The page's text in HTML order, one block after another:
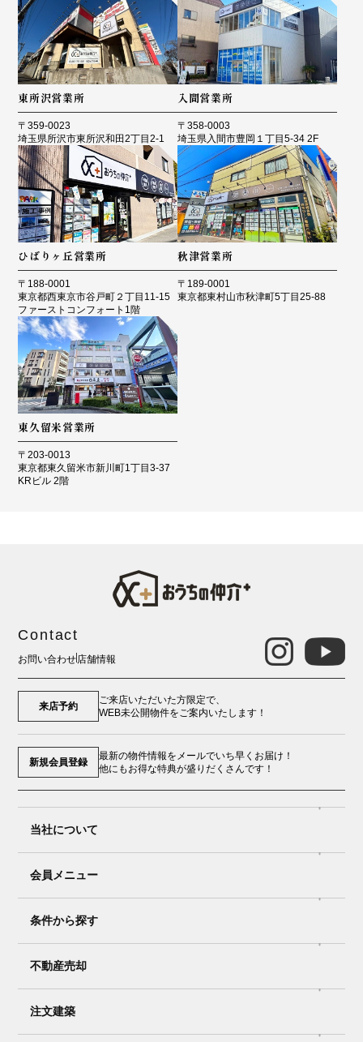
東所沢営業所
〒359-0023
埼玉県所沢市東所沢和田2丁目2-1
入間営業所
〒358-0003
埼玉県入間市豊岡１丁目5-34 2F
ひばりヶ丘営業所
〒188-0001
東京都西東京市谷戸町２丁目11-15
ファーストコンフォート1階
秋津営業所
〒189-0001
東京都東村山市秋津町5丁目25-88
東久留米営業所
〒203-0013
東京都東久留米市新川町1丁目3-37
KRビル 2階
Contact
お問い合わせ店舗情報
来店予約
ご来店いただいた方限定で、
WEB未公開物件をご案内いたします！
新規会員登録
最新の物件情報をメールでいち早くお届け！
他にもお得な特典が盛りだくさんです！
当社について
会員メニュー
条件から探す
不動産売却
注文建築